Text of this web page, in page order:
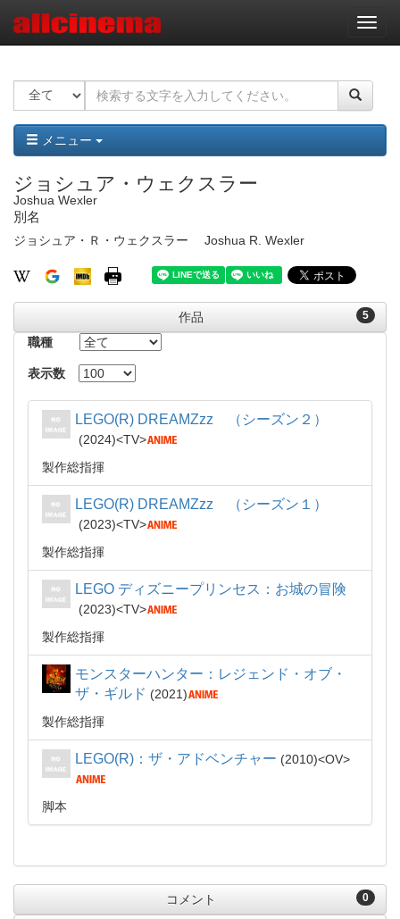
ナ
ビ
ー
ョ
ン
メニュー
ジョシュア・ウェクスラー
Joshua Wexler
別名
ジョシュア・Ｒ・ウェクスラー Joshua R. Wexler
5
作品
職種
表示数
LEGO(R) DREAMZzz （シーズン２）
2024
TV
製作総指揮
LEGO(R) DREAMZzz （シーズン１）
2023
TV
製作総指揮
LEGO ディズニープリンセス：お城の冒険
2023
TV
製作総指揮
モンスターハンター：レジェンド・オブ・
ザ・ギルド
2021
製作総指揮
LEGO(R)：ザ・アドベンチャー 2010 OV
脚本
0
コメント